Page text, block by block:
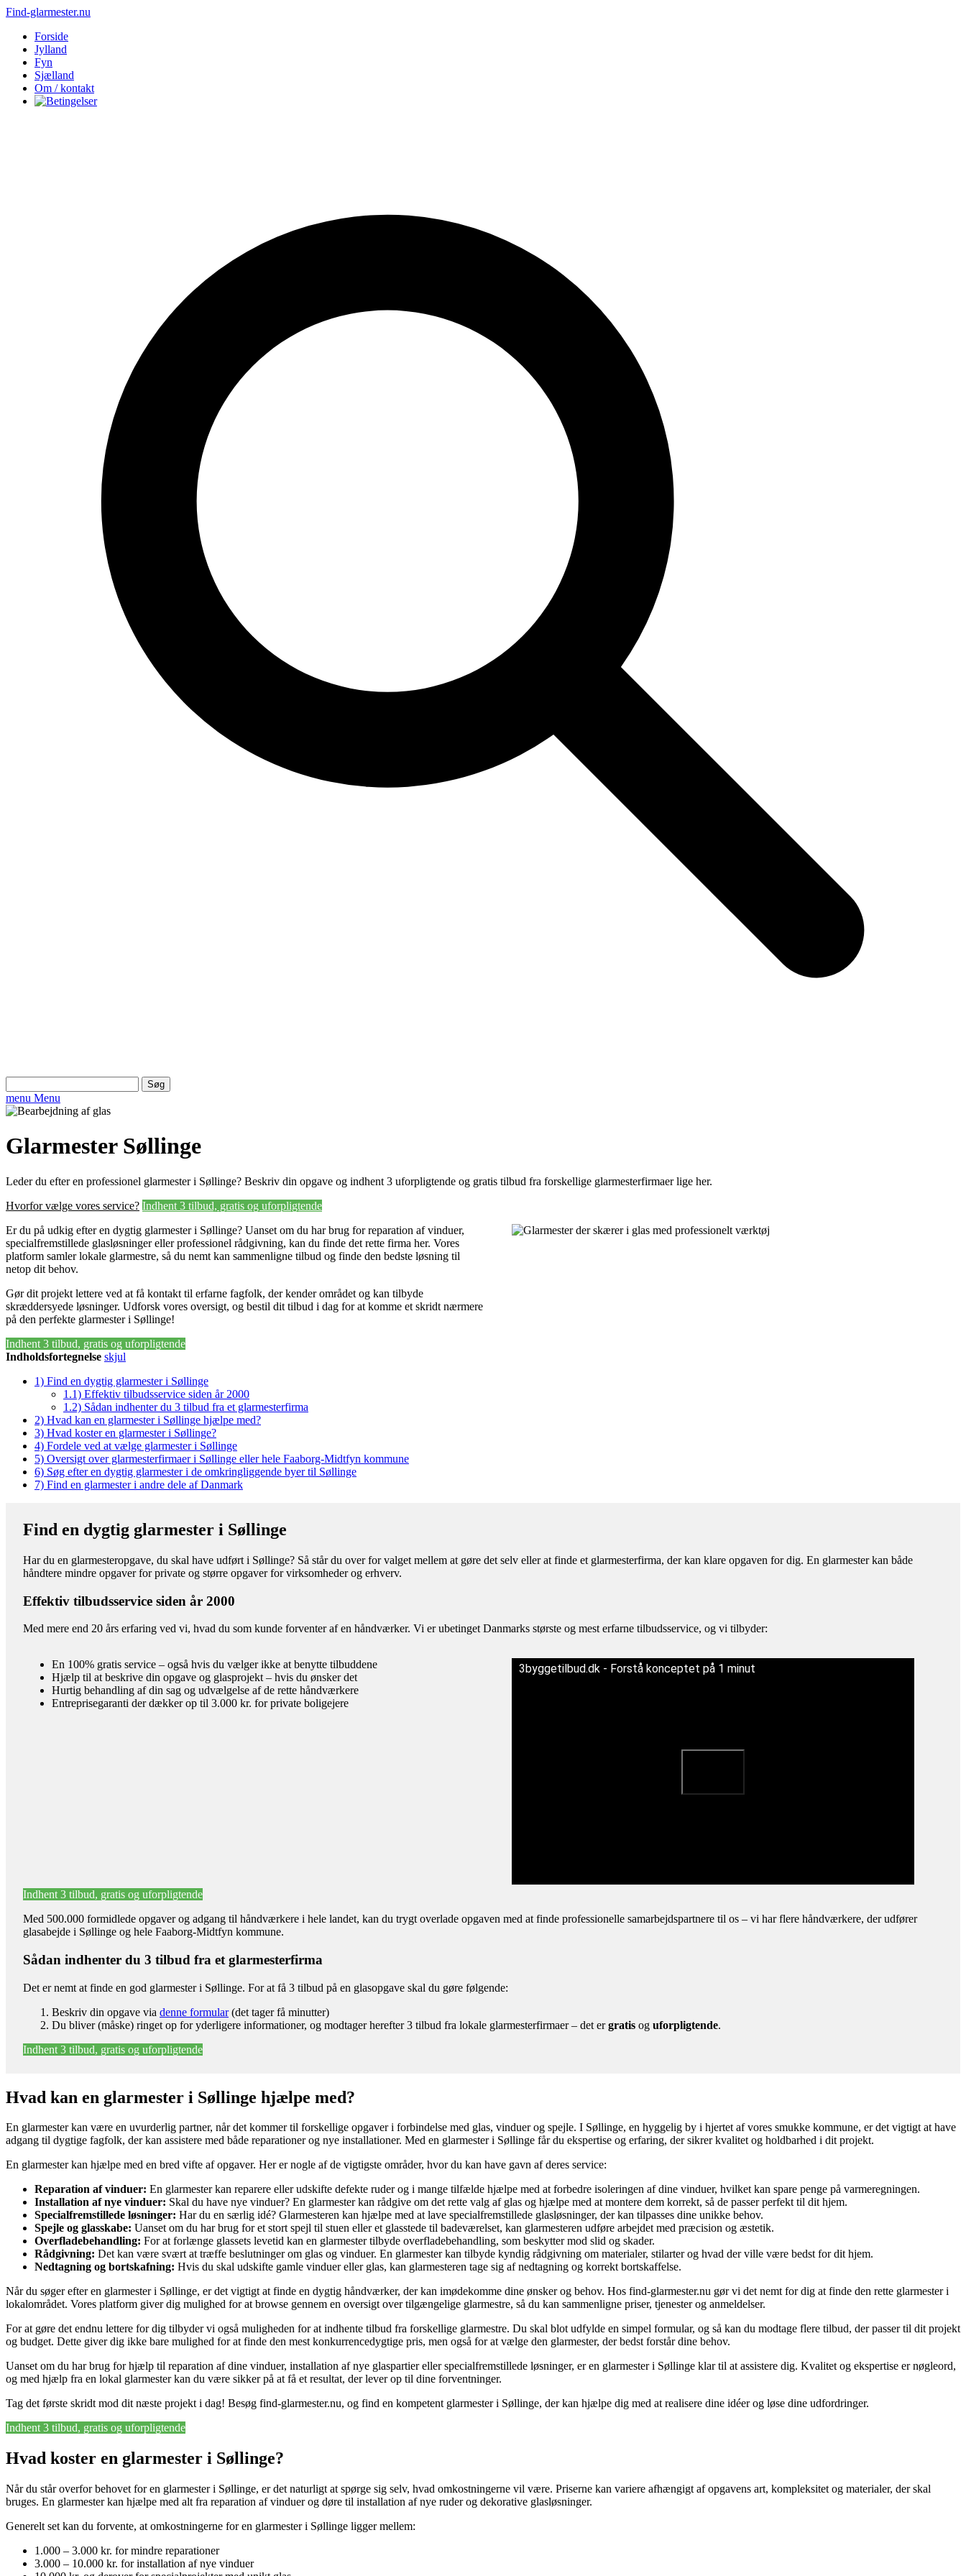
Find-glarmester.nu
Forside
Jylland
Fyn
Sjælland
Om / kontakt
efter:
menu Menu
Glarmester Søllinge
Leder du efter en professionel glarmester i Søllinge? Beskriv din opgave og indhent 3 uforpligtende og gratis tilbud fra forskellige glarmesterfirmaer lige her.
Hvorfor vælge vores service? Indhent 3 tilbud, gratis og uforpligtende
Er du på udkig efter en dygtig glarmester i Søllinge? Uanset om du har brug for reparation af vinduer,
specialfremstillede glasløsninger eller professionel rådgivning, kan du finde det rette firma her. Vores
platform samler lokale glarmestre, så du nemt kan sammenligne tilbud og finde den bedste løsning til
netop dit behov.
Gør dit projekt lettere ved at få kontakt til erfarne fagfolk, der kender området og kan tilbyde
skræddersyede løsninger. Udforsk vores oversigt, og bestil dit tilbud i dag for at komme et skridt nærmere
på den perfekte glarmester i Søllinge!
Indhent 3 tilbud, gratis og uforpligtende
Indholdsfortegnelse skjul
1) Find en dygtig glarmester i Søllinge
1.1) Effektiv tilbudsservice siden år 2000
1.2) Sådan indhenter du 3 tilbud fra et glarmesterfirma
2) Hvad kan en glarmester i Søllinge hjælpe med?
3) Hvad koster en glarmester i Søllinge?
4) Fordele ved at vælge glarmester i Søllinge
5) Oversigt over glarmesterfirmaer i Søllinge eller hele Faaborg-Midtfyn kommune
6) Søg efter en dygtig glarmester i de omkringliggende byer til Søllinge
7) Find en glarmester i andre dele af Danmark
Find en dygtig glarmester i Søllinge
Har du en glarmesteropgave, du skal have udført i Søllinge? Så står du over for valget mellem at gøre det selv eller at finde et glarmesterfirma, der kan klare opgaven for dig. En glarmester kan både
håndtere mindre opgaver for private og større opgaver for virksomheder og erhverv.
Effektiv tilbudsservice siden år 2000
Med mere end 20 års erfaring ved vi, hvad du som kunde forventer af en håndværker. Vi er ubetinget Danmarks største og mest erfarne tilbudsservice, og vi tilbyder:
En 100% gratis service – også hvis du vælger ikke at benytte tilbuddene
Hjælp til at beskrive din opgave og glasprojekt – hvis du ønsker det
Hurtig behandling af din sag og udvælgelse af de rette håndværkere
Entreprisegaranti der dækker op til 3.000 kr. for private boligejere
3byggetilbud.dk - Forstå konceptet på 1 minut
Indhent 3 tilbud, gratis og uforpligtende
Med 500.000 formidlede opgaver og adgang til håndværkere i hele landet, kan du trygt overlade opgaven med at finde professionelle samarbejdspartnere til os – vi har flere håndværkere, der udfører
glasabejde i Søllinge og hele Faaborg-Midtfyn kommune.
Sådan indhenter du 3 tilbud fra et glarmesterfirma
Det er nemt at finde en god glarmester i Søllinge. For at få 3 tilbud på en glasopgave skal du gøre følgende:
Beskriv din opgave via denne formular(det tager få minutter)
Du bliver (måske) ringet op for yderligere informationer, og modtager herefter 3 tilbud fra lokale glarmesterfirmaer – det ergratis og uforpligtende.
Indhent 3 tilbud, gratis og uforpligtende
Hvad kan en glarmester i Søllinge hjælpe med?
En glarmester kan være en uvurderlig partner, når det kommer til forskellige opgaver i forbindelse med glas, vinduer og spejle. I Søllinge, en hyggelig by i hjertet af vores smukke kommune, er det vigtigt at have
adgang til dygtige fagfolk, der kan assistere med både reparationer og nye installationer. Med en glarmester i Søllinge får du ekspertise og erfaring, der sikrer kvalitet og holdbarhed i dit projekt.
En glarmester kan hjælpe med en bred vifte af opgaver. Her er nogle af de vigtigste områder, hvor du kan have gavn af deres service:
Reparation af vinduer: En glarmester kan reparere eller udskifte defekte ruder og i mange tilfælde hjælpe med at forbedre isoleringen af dine vinduer, hvilket kan spare penge på varmeregningen.
Installation af nye vinduer: Skal du have nye vinduer? En glarmester kan rådgive om det rette valg af glas og hjælpe med at montere dem korrekt, så de passer perfekt til dit hjem.
Specialfremstillede løsninger: Har du en særlig idé? Glarmesteren kan hjælpe med at lave specialfremstillede glasløsninger, der kan tilpasses dine unikke behov.
Spejle og glasskabe: Uanset om du har brug for et stort spejl til stuen eller et glasstede til badeværelset, kan glarmesteren udføre arbejdet med præcision og æstetik.
Overfladebehandling: For at forlænge glassets levetid kan en glarmester tilbyde overfladebehandling, som beskytter mod slid og skader.
Rådgivning: Det kan være svært at træffe beslutninger om glas og vinduer. En glarmester kan tilbyde kyndig rådgivning om materialer, stilarter og hvad der ville være bedst for dit hjem.
Nedtagning og bortskafning: Hvis du skal udskifte gamle vinduer eller glas, kan glarmesteren tage sig af nedtagning og korrekt bortskaffelse.
Når du søger efter en glarmester i Søllinge, er det vigtigt at finde en dygtig håndværker, der kan imødekomme dine ønsker og behov. Hos find-glarmester.nu gør vi det nemt for dig at finde den rette glarmester i
lokalområdet. Vores platform giver dig mulighed for at browse gennem en oversigt over tilgængelige glarmestre, så du kan sammenligne priser, tjenester og anmeldelser.
For at gøre det endnu lettere for dig tilbyder vi også muligheden for at indhente tilbud fra forskellige glarmestre. Du skal blot udfylde en simpel formular, og så kan du modtage flere tilbud, der passer til dit projekt
og budget. Dette giver dig ikke bare mulighed for at finde den mest konkurrencedygtige pris, men også for at vælge den glarmester, der bedst forstår dine behov.
Uanset om du har brug for hjælp til reparation af dine vinduer, installation af nye glaspartier eller specialfremstillede løsninger, er en glarmester i Søllinge klar til at assistere dig. Kvalitet og ekspertise er nøgleord,
og med hjælp fra en lokal glarmester kan du være sikker på at få et resultat, der lever op til dine forventninger.
Tag det første skridt mod dit næste projekt i dag! Besøg find-glarmester.nu, og find en kompetent glarmester i Søllinge, der kan hjælpe dig med at realisere dine idéer og løse dine udfordringer.
Indhent 3 tilbud, gratis og uforpligtende
Hvad koster en glarmester i Søllinge?
Når du står overfor behovet for en glarmester i Søllinge, er det naturligt at spørge sig selv, hvad omkostningerne vil være. Priserne kan variere afhængigt af opgavens art, kompleksitet og materialer, der skal
bruges. En glarmester kan hjælpe med alt fra reparation af vinduer og døre til installation af nye ruder og dekorative glasløsninger.
Generelt set kan du forvente, at omkostningerne for en glarmester i Søllinge ligger mellem:
1.000 – 3.000 kr. for mindre reparationer
3.000 – 10.000 kr. for installation af nye vinduer